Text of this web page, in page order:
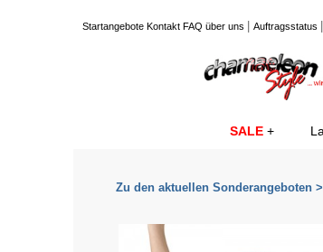
StartangeboteKontaktFAQ über uns Auftragsstatus
SALE
Zu den aktuellen Sonderangeboten